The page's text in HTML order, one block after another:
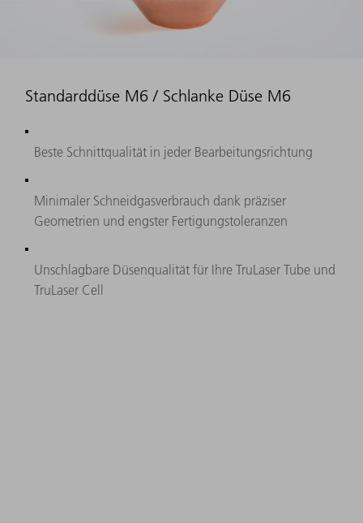
Standarddüse M6 / Schlanke Düse M6
Beste Schnittqualität in jeder Bearbeitungsrichtung
Minimaler Schneidgasverbrauch dank präziser
Geometrien und engster Fertigungstoleranzen
Unschlagbare Düsenqualität für Ihre TruLaser Tube und
TruLaser Cell